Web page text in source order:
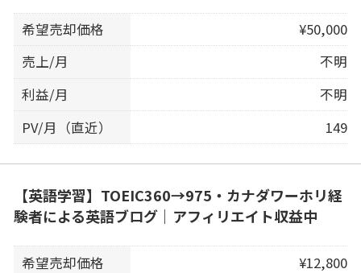
希望売却価格
¥50,000
売上/月
不明
利益/月
不明
PV/月（直近）
149
【英語学習】TOEIC360→975・カナダワーホリ経
験者による英語ブログ｜アフィリエイト収益中
希望売却価格
¥12,800